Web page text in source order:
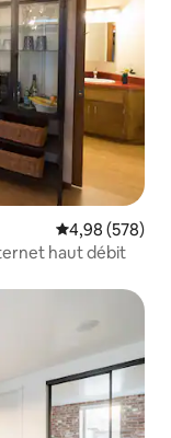
Évaluation
4,98 (578)
haut débit